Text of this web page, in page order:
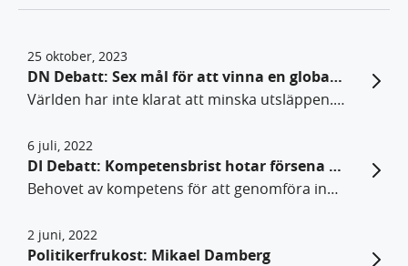
25 oktober, 2023
DN Debatt: Sex mål för att vinna en global grön kapplöpning
Världen har inte klarat att minska utsläppen. Enskilda länder måste därför agera på ett nytt sätt, och utnyttja att fossilfri teknik har blivit bra och billig. Sverige bör nu pröva att införa industriella utvecklingsmål för att öka export och välfärd, skriver Svante Axelsson för Fossilfritt Sverige, Marie Nilsson för IF Metall och professor Johan Rockström i DN Debatt.
6 juli, 2022
DI Debatt: Kompetensbrist hotar försena industrins klimatomställning
Behovet av kompetens för att genomföra industrins klimatomställning är akut. För att arbetstagare ska ha möjlighet till vidareutbildning måste det finnas utbildningar att söka. Det skriver Svante Axelsson, nationell samordnare för Fossilfritt Sverige, och Therese Svanström, ordförande, TCO, i en debattartikel.
2 juni, 2022
Politikerfrukost: Mikael Damberg